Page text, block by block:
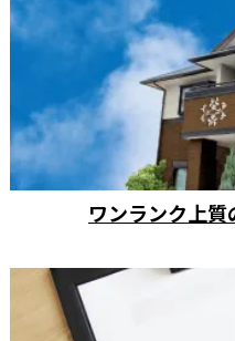
ワンランク上